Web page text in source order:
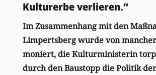
Kulturerbe verlieren.“
Im Zusammenhang mit den
Limpertsberg wurde von
moniert, die Kulturministerin
durch den Baustopp die Politik der